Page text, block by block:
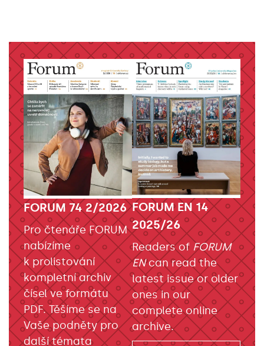
FORUM 74 2/2026
Pro čtenáře FORUM
nabízíme
k prolistování
kompletní archiv
čísel ve formátu
PDF. Těšíme se na
Vaše podněty pro
další témata
FORUM EN 14
2025/26
Readers of FORUM
ENcan read the
latest issue or older
ones in our
complete online
archive.